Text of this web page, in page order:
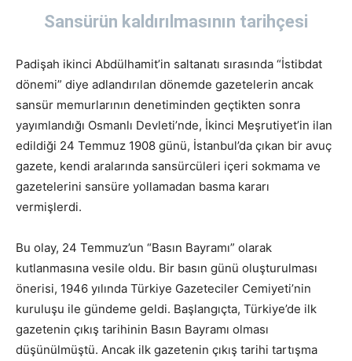
Sansürün kaldırılmasının tarihçesi
Padişah ikinci Abdülhamit’in saltanatı sırasında “İstibdat
dönemi” diye adlandırılan dönemde gazetelerin ancak
sansür memurlarının denetiminden geçtikten sonra
yayımlandığı Osmanlı Devleti’nde, İkinci Meşrutiyet’in ilan
edildiği 24 Temmuz 1908 günü, İstanbul’da çıkan bir avuç
gazete, kendi aralarında sansürcüleri içeri sokmama ve
gazetelerini sansüre yollamadan basma kararı
vermişlerdi.
Bu olay, 24 Temmuz’un “Basın Bayramı” olarak
kutlanmasına vesile oldu. Bir basın günü oluşturulması
önerisi, 1946 yılında Türkiye Gazeteciler Cemiyeti’nin
kuruluşu ile gündeme geldi. Başlangıçta, Türkiye’de ilk
gazetenin çıkış tarihinin Basın Bayramı olması
düşünülmüştü. Ancak ilk gazetenin çıkış tarihi tartışma